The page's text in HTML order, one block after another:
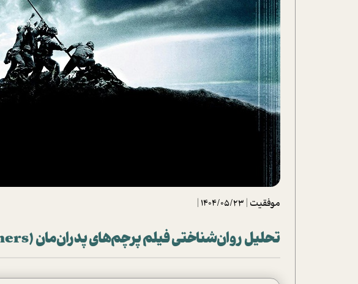
کار
پلاس
تحلیل فیلم
شیوانا
موفقیت |
1404/05/23
|
تحلیل روان‌شناختی فیلم پرچم‌های پدران‌مان (Flags of Our Fathers)